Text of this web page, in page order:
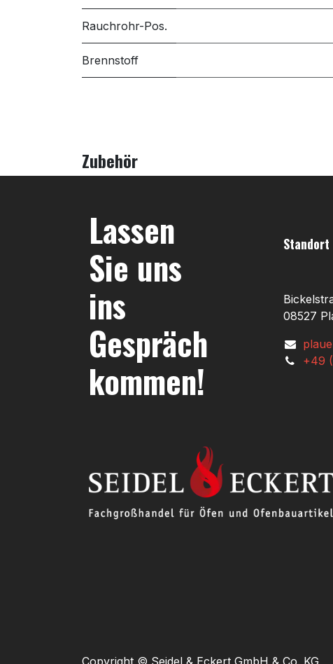
Rauchrohr-Pos.
Brennstoff
Zubehör
Lassen
Sie uns
ins
Gespräch
kommen!
Standort
08527
+49